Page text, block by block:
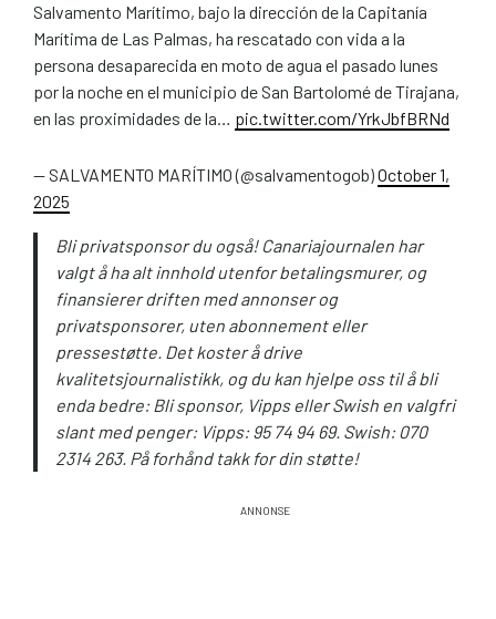
Salvamento Marítimo, bajo la dirección de la Capitanía
Marítima de Las Palmas, ha rescatado con vida a la
persona desaparecida en moto de agua el pasado lunes
por la noche en el municipio de San Bartolomé de Tirajana,
en las proximidades de la… pic.twitter.com/YrkJbfBRNd
— SALVAMENTO MARÍTIMO (@salvamentogob)October 1,
2025
Bli privatsponsor du også! Canariajournalen har
valgt å ha alt innhold utenfor betalingsmurer, og
finansierer driften med annonser og
privatsponsorer, uten abonnement eller
pressestøtte. Det koster å drive
kvalitetsjournalistikk, og du kan hjelpe oss til å bli
enda bedre: Bli sponsor, Vipps eller Swish en valgfri
slant med penger: Vipps: 95 74 94 69. Swish: 070
2314 263. På forhånd takk for din støtte!